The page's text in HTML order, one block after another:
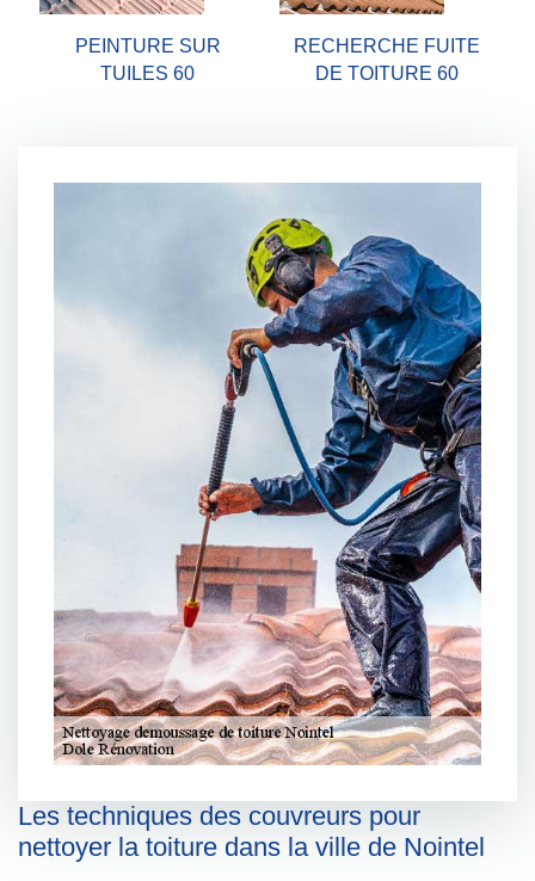
PEINTURE SUR
TUILES 60
RECHERCHE FUITE
DE TOITURE 60
Les techniques des couvreurs pour
nettoyer la toiture dans la ville de Nointel